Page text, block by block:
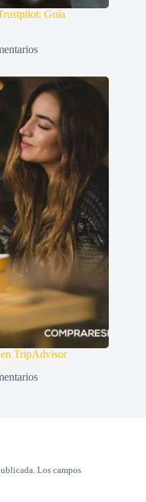
Guía
en TripAdvisor
Los campos